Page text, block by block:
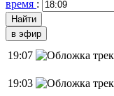
время :
в эфир
19:07
19:03